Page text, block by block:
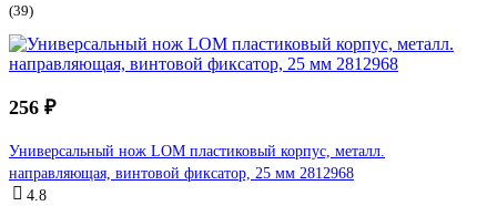
(39)
256 ₽
Универсальный нож LOM пластиковый корпус, металл.
направляющая, винтовой фиксатор, 25 мм 2812968
4.8